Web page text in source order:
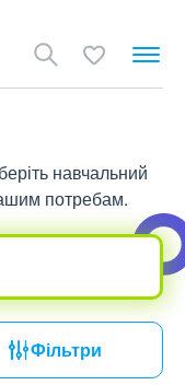
навчальний
потребам.
Фільтри